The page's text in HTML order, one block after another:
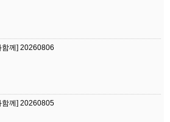
함께] 20260806
함께] 20260805